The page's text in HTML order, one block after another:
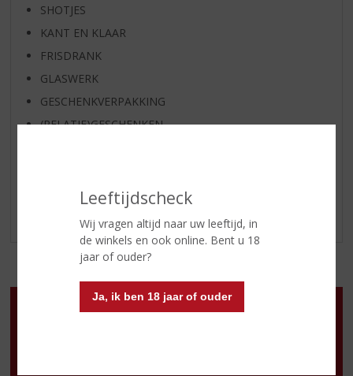
Leeftijdscheck
Wij vragen altijd naar uw leeftijd, in
de winkels en ook online. Bent u 18
jaar of ouder?
Ja, ik ben 18 jaar of ouder
SHOTJES
KANT EN KLAAR
FRISDRANK
GLASWERK
GESCHENKVERPAKKING
(RELATIE)GESCHENKEN
VEGAN DRANKEN
LOKALE PRODUCTEN
Openingstijden